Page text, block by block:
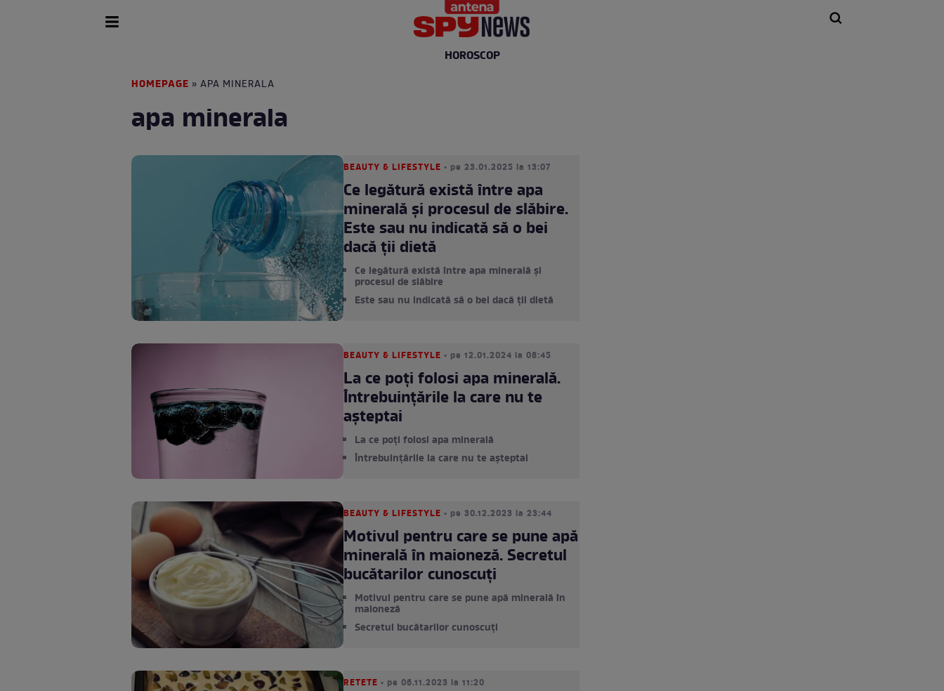
HOROSCOP
HOMEPAGE » APA MINERALA
apa minerala
BEAUTY & LIFESTYLE • pe 23.01.2025 la 13:07
Ce legătură există între apa
minerală și procesul de slăbire.
Este sau nu indicată să o bei
dacă ții dietă
Ce legătură există între apa minerală și
procesul de slăbire
Este sau nu indicată să o bei dacă ții dietă
BEAUTY & LIFESTYLE • pe 12.01.2024 la 08:45
La ce poți folosi apa minerală.
Întrebuințările la care nu te
așteptai
La ce poți folosi apa minerală
Întrebuințările la care nu te așteptai
BEAUTY & LIFESTYLE • pe 30.12.2023 la 23:44
Motivul pentru care se pune apă
minerală în maioneză. Secretul
bucătarilor cunoscuți
Motivul pentru care se pune apă minerală în
maioneză
Secretul bucătarilor cunoscuți
RETETE • pe 06.11.2023 la 11:20